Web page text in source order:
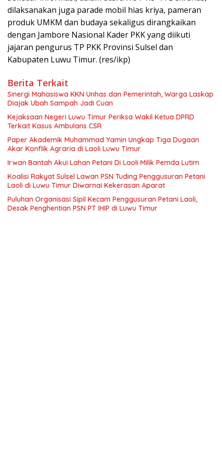
dilaksanakan juga parade mobil hias kriya, pameran
produk UMKM dan budaya sekaligus dirangkaikan
dengan Jambore Nasional Kader PKK yang diikuti
jajaran pengurus TP PKK Provinsi Sulsel dan
Kabupaten Luwu Timur. (res/ikp)
Berita Terkait
Sinergi Mahasiswa KKN Unhas dan Pemerintah, Warga Laskap
Diajak Ubah Sampah Jadi Cuan
Kejaksaan Negeri Luwu Timur Periksa Wakil Ketua DPRD
Terkait Kasus Ambulans CSR
Paper Akademik Muhammad Yamin Ungkap Tiga Dugaan
Akar Konflik Agraria di Laoli Luwu Timur
Irwan Bantah Akui Lahan Petani Di Laoli Milik Pemda Lutim
Koalisi Rakyat Sulsel Lawan PSN Tuding Penggusuran Petani
Laoli di Luwu Timur Diwarnai Kekerasan Aparat
Puluhan Organisasi Sipil Kecam Penggusuran Petani Laoli,
Desak Penghentian PSN PT IHIP di Luwu Timur